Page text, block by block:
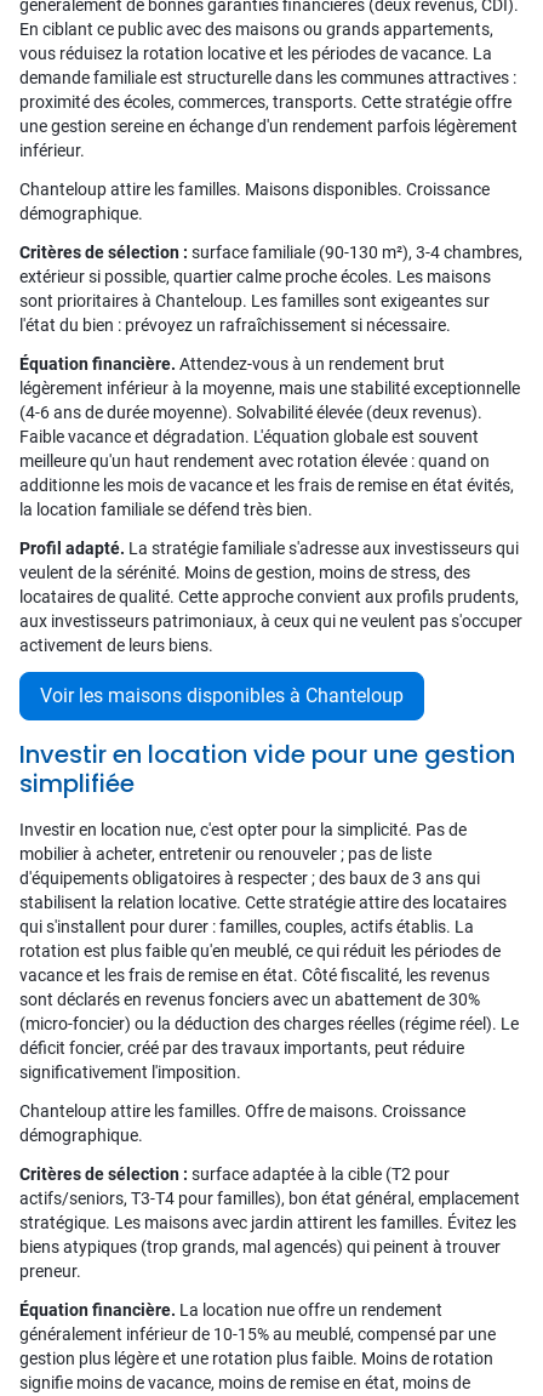
généralement de bonnes garanties financières (deux revenus, CDI).
En ciblant ce public avec des maisons ou grands appartements,
vous réduisez la rotation locative et les périodes de vacance. La
demande familiale est structurelle dans les communes attractives :
proximité des écoles, commerces, transports. Cette stratégie offre
une gestion sereine en échange d'un rendement parfois légèrement
inférieur.
Chanteloup attire les familles. Maisons disponibles. Croissance
démographique.
Critères de sélection : surface familiale (90-130 m²), 3-4 chambres,
extérieur si possible, quartier calme proche écoles. Les maisons
sont prioritaires à Chanteloup. Les familles sont exigeantes sur
l'état du bien : prévoyez un rafraîchissement si nécessaire.
Équation financière. Attendez-vous à un rendement brut
légèrement inférieur à la moyenne, mais une stabilité exceptionnelle
(4-6 ans de durée moyenne). Solvabilité élevée (deux revenus).
Faible vacance et dégradation. L'équation globale est souvent
meilleure qu'un haut rendement avec rotation élevée : quand on
additionne les mois de vacance et les frais de remise en état évités,
la location familiale se défend très bien.
Profil adapté. La stratégie familiale s'adresse aux investisseurs qui
veulent de la sérénité. Moins de gestion, moins de stress, des
locataires de qualité. Cette approche convient aux profils prudents,
aux investisseurs patrimoniaux, à ceux qui ne veulent pas s'occuper
activement de leurs biens.
Voir les maisons disponibles à Chanteloup
Investir en location vide pour une gestion
simplifiée
Investir en location nue, c'est opter pour la simplicité. Pas de
mobilier à acheter, entretenir ou renouveler ; pas de liste
d'équipements obligatoires à respecter ; des baux de 3 ans qui
stabilisent la relation locative. Cette stratégie attire des locataires
qui s'installent pour durer : familles, couples, actifs établis. La
rotation est plus faible qu'en meublé, ce qui réduit les périodes de
vacance et les frais de remise en état. Côté fiscalité, les revenus
sont déclarés en revenus fonciers avec un abattement de 30%
(micro-foncier) ou la déduction des charges réelles (régime réel). Le
déficit foncier, créé par des travaux importants, peut réduire
significativement l'imposition.
Chanteloup attire les familles. Offre de maisons. Croissance
démographique.
Critères de sélection : surface adaptée à la cible (T2 pour
actifs/seniors, T3-T4 pour familles), bon état général, emplacement
stratégique. Les maisons avec jardin attirent les familles. Évitez les
biens atypiques (trop grands, mal agencés) qui peinent à trouver
preneur.
Équation financière. La location nue offre un rendement
généralement inférieur de 10-15% au meublé, compensé par une
gestion plus légère et une rotation plus faible. Moins de rotation
signifie moins de vacance, moins de remise en état, moins de